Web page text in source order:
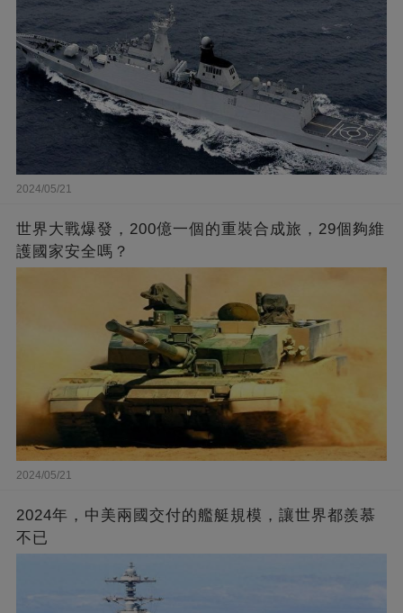
2024/05/21
世界大戰爆發，200億一個的重裝合成旅，29個夠維
護國家安全嗎？
2024/05/21
2024年，中美兩國交付的艦艇規模，讓世界都羨慕
不已